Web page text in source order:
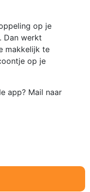
op je
Dan werkt
makkelijk te
op je
app? Mail naar